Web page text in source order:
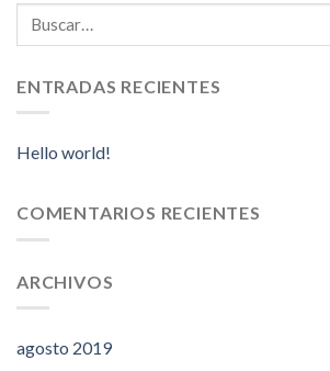
ENTRADAS RECIENTES
Hello world!
COMENTARIOS RECIENTES
ARCHIVOS
agosto 2019